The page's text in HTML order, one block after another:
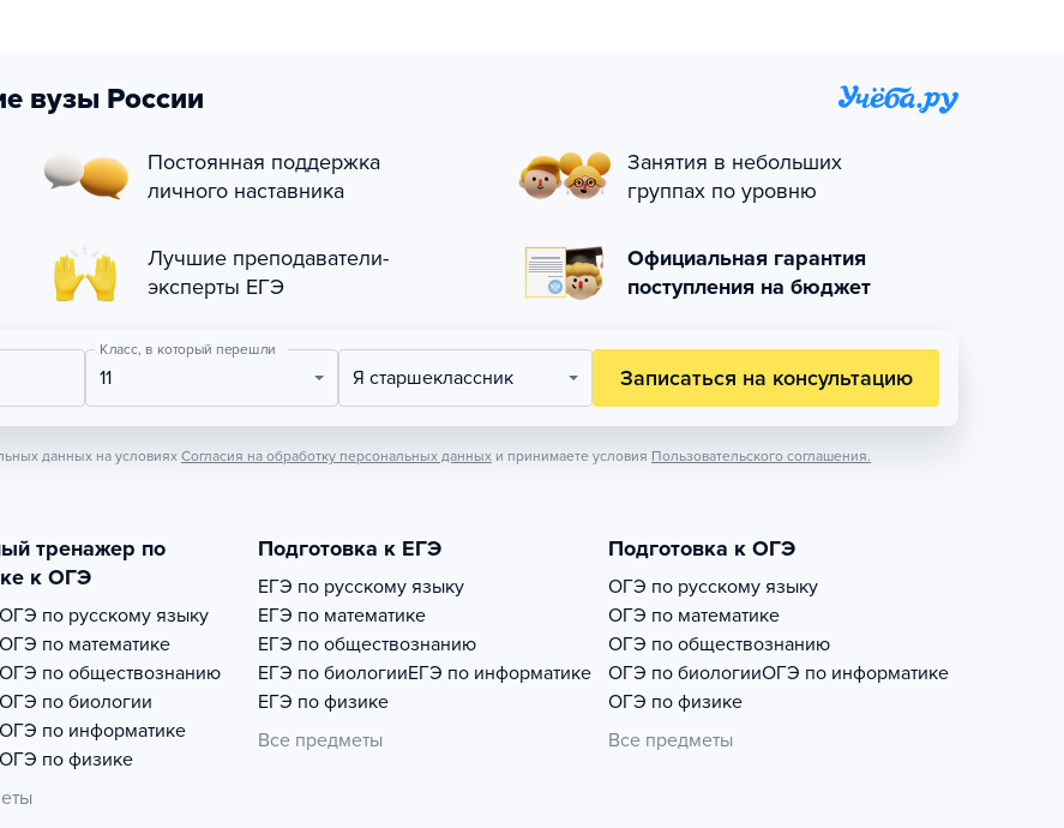
вузы России
Постоянная поддержка
личного наставника
Занятия в небольших
группах по уровню
Лучшие преподаватели-
эксперты ЕГЭ
Официальная гарантия
поступления на бюджет
Класс, в который перешли
11 Я старшеклассник Записаться на консультацию
данных на условиях Согласия на обработку персональных данных и принимаете условия Пользовательского соглашения.
тренажер по
к ОГЭ
ОГЭ по русскому языку
ОГЭ по математике
ОГЭ по обществознанию
ОГЭ по биологии
ОГЭ по информатике
ОГЭ по физике
Подготовка к ЕГЭ
ЕГЭ по русскому языку
ЕГЭ по математике
ЕГЭ по обществознанию
ЕГЭ по биологииЕГЭ по информатике
ЕГЭ по физике
Все предметы
Подготовка к ОГЭ
ОГЭ по русскому языку
ОГЭ по математике
ОГЭ по обществознанию
ОГЭ по биологииОГЭ по информатике
ОГЭ по физике
Все предметы